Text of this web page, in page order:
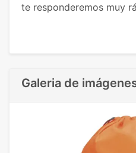
te responderemos muy
Galeria de